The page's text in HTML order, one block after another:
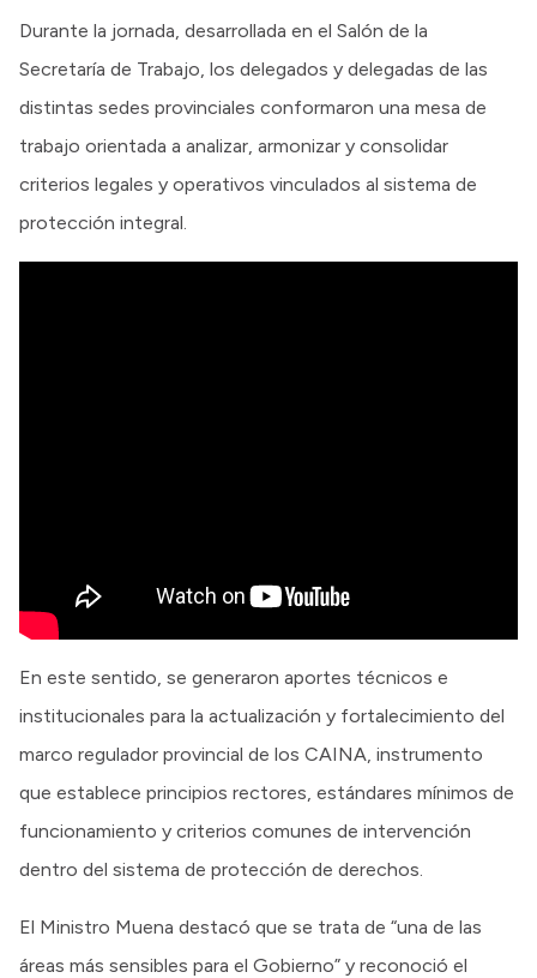
Durante la jornada, desarrollada en el Salón de la
Secretaría de Trabajo, los delegados y delegadas de las
distintas sedes provinciales conformaron una mesa de
trabajo orientada a analizar, armonizar y consolidar
criterios legales y operativos vinculados al sistema de
protección integral.
En este sentido, se generaron aportes técnicos e
institucionales para la actualización y fortalecimiento del
marco regulador provincial de los CAINA, instrumento
que establece principios rectores, estándares mínimos de
funcionamiento y criterios comunes de intervención
dentro del sistema de protección de derechos.
El Ministro Muena destacó que se trata de “una de las
áreas más sensibles para el Gobierno” y reconoció el